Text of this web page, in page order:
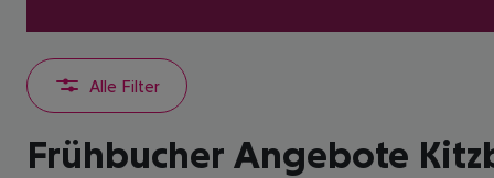
Alle Filter
Frühbucher Angebote